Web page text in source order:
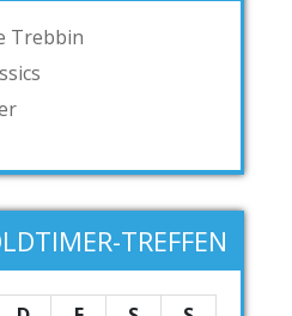
Trebbin
TREFFEN